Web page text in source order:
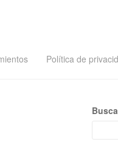
Política de